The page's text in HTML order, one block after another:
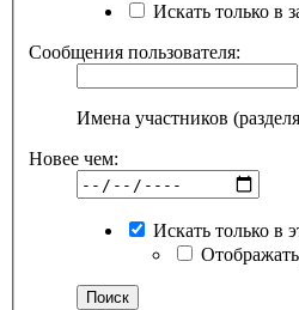
Искать только в
Сообщения пользователя:
Имена участников
Новее чем:
Искать только в